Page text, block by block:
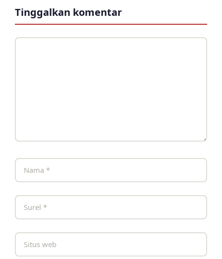
Tinggalkan komentar
Komentar
Nama
Surel
Situs